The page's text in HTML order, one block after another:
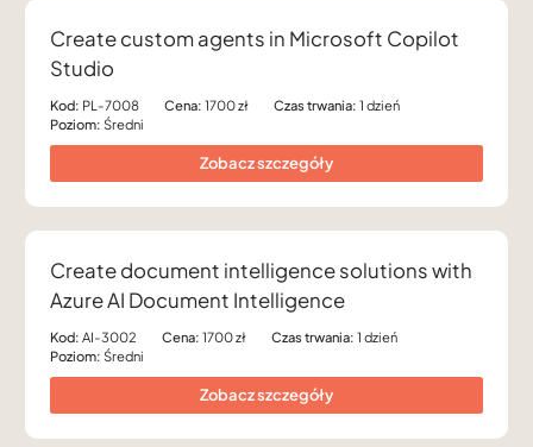
Create custom agents in Microsoft Copilot
Studio
Kod: PL-7008 Cena: 1700 zł Czas trwania: 1 dzień
Poziom: Średni
Zobacz szczegóły
Create document intelligence solutions with
Azure AI Document Intelligence
Kod: AI-3002 Cena: 1700 zł Czas trwania: 1 dzień
Poziom: Średni
Zobacz szczegóły